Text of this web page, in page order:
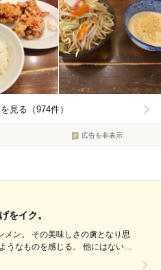
見る（974件）
広告を非表示
をイク。
となり思